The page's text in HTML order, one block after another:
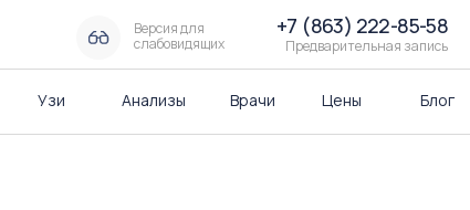
Врачи
Версия для
слабовидящих
Цены
Анализы Блог
Предварительная запись
+7 (863) 222-85-58
Узи